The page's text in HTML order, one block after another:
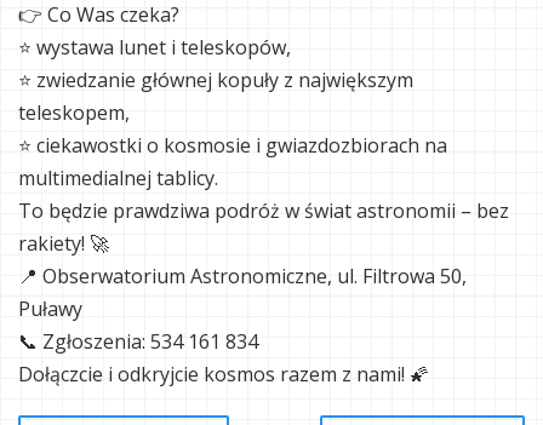
👉 Co Was czeka?
⭐ wystawa lunet i teleskopów,
⭐ zwiedzanie głównej kopuły z największym
teleskopem,
⭐ ciekawostki o kosmosie i gwiazdozbiorach na
multimedialnej tablicy.
To będzie prawdziwa podróż w świat astronomii – bez
rakiety! 🚀
📍 Obserwatorium Astronomiczne, ul. Filtrowa 50,
Puławy
📞 Zgłoszenia: 534 161 834
Dołączcie i odkryjcie kosmos razem z nami! 🌠